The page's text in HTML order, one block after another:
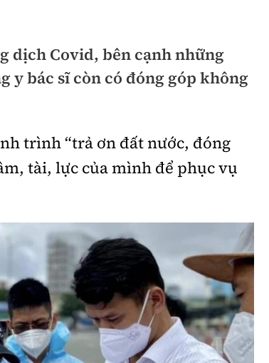
Đường thủy
Thi viết về Ngành
Thể thao
Bóng đá
Công nghệ
Công nghệ mới
dịch Covid, bên cạnh những
y bác sĩ còn có đóng góp không
trình “trả ơn đất nước, đóng
tài, lực của mình để phục vụ